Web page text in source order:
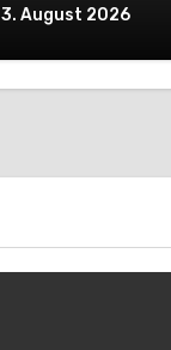
3. August 2026